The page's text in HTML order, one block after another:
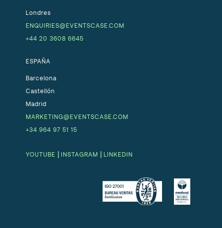
Londres
ENQUIRIES@EVENTSCASE.COM
+44 20 3608 6645
ESPAÑA
Barcelona
Castellón
Madrid
MARKETING@EVENTSCASE.COM
+34 964 97 51 15
YOUTUBE | INSTAGRAM | LINKEDIN